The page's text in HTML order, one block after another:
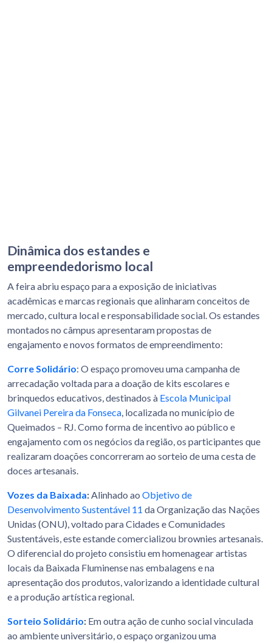
Dinâmica dos estandes e
empreendedorismo local
A feira abriu espaço para a exposição de iniciativas
acadêmicas e marcas regionais que alinharam conceitos de
mercado, cultura local e responsabilidade social. Os estandes
montados no câmpus apresentaram propostas de
engajamento e novos formatos de empreendimento:
Corre Solidário: O espaço promoveu uma campanha de
arrecadação voltada para a doação de kits escolares e
brinquedos educativos, destinados à Escola Municipal
Gilvanei Pereira da Fonseca , localizada no município de
Queimados – RJ. Como forma de incentivo ao público e
engajamento com os negócios da região, os participantes que
realizaram doações concorreram ao sorteio de uma cesta de
doces artesanais.
Vozes da Baixada: Alinhado ao Objetivo de
Desenvolvimento Sustentável 11 da Organização das Nações
Unidas (ONU), voltado para Cidades e Comunidades
Sustentáveis, este estande comercializou brownies artesanais.
O diferencial do projeto consistiu em homenagear artistas
locais da Baixada Fluminense nas embalagens e na
apresentação dos produtos, valorizando a identidade cultural
e a produção artística regional.
Sorteio Solidário: Em outra ação de cunho social vinculada
ao ambiente universitário, o espaço organizou uma